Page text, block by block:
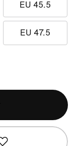
EU 45.5
EU 47.5